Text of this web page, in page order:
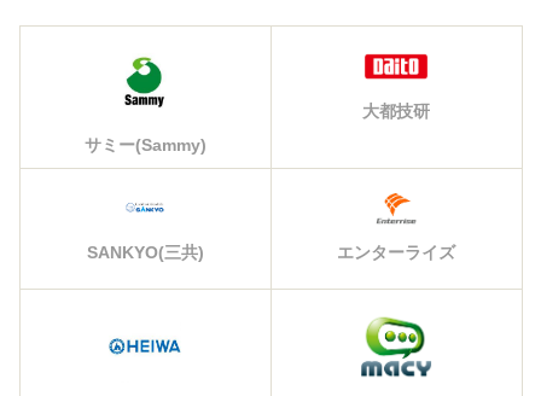
サミー(Sammy)
大都技研
SANKYO(三共) エンターライズ